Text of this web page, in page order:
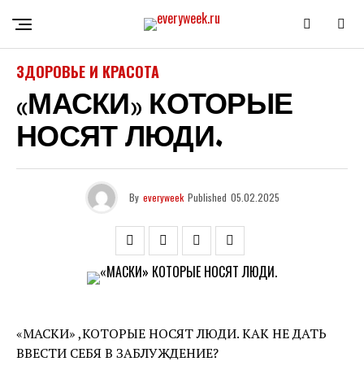
ЗДОРОВЬЕ И КРАСОТА
«МАСКИ» КОТОРЫЕ
НОСЯТ ЛЮДИ.
By everyweek Published 05.02.2025
«МАСКИ» ,КОТОРЫЕ НОСЯТ ЛЮДИ. КАК НЕ ДАТЬ
ВВЕСТИ СЕБЯ В ЗАБЛУЖДЕНИЕ?